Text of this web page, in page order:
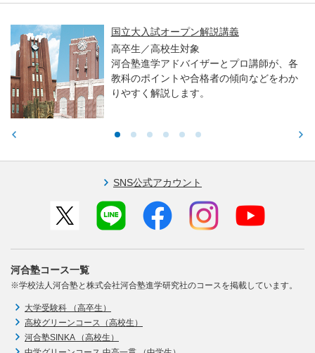
国立大入試オープン解説講義
高卒生／高校生対象
河合塾進学アドバイザーとプロ講師が、各
教科のポイントや合格者の傾向などをわか
りやすく解説します。
SNS公式アカウント
河合塾コース一覧
※学校法人河合塾と株式会社河合塾進学研究社のコースを掲載しています。
大学受験科 （高卒生）
高校グリーンコース（高校生）
河合塾SINKA （高校生）